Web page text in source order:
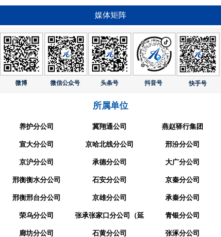
媒体矩阵
微博 微信公众号 头条号 抖音号 快手号
所属单位
养护分公司 冀翔通公司 燕赵驿行集团
宣大分公司 京哈北线分公司 邢汾分公司
京沪分公司 承德分公司 大广分公司
邢衡衡水分公司 石安分公司 京秦分公司
邢衡邢台分公司 京雄分公司 承秦分公司
荣乌分公司 张承张家口分公司（延
崇分公司）
青银分公司
廊坊分公司 石黄分公司 张涿分公司